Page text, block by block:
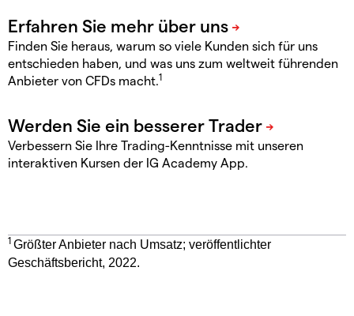
Finden Sie heraus, warum so viele Kunden sich für uns
entschieden haben, und was uns zum weltweit führenden
Anbieter von CFDs macht.1
Verbessern Sie Ihre Trading-Kenntnisse mit unseren
interaktiven Kursen der IG Academy App.
1 Größter Anbieter nach Umsatz; veröffentlichter
Geschäftsbericht, 2022.